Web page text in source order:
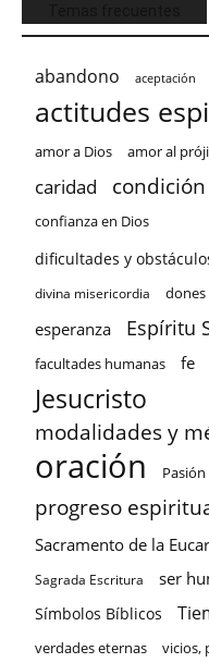
abandono aceptación
actitudes
amor a Dios amor al
caridad
confianza en Dios
dificultades y
divina misericordia dones
esperanza Espíritu
facultades humanas fe
Jesucristo
modalidades y
oración
progreso
Sacramento de la
Sagrada Escritura ser
Símbolos Bíblicos
verdades eternas vicios,